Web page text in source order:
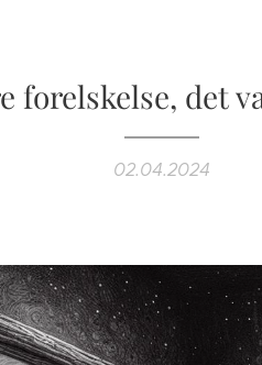
forelskelse, det
02.04.2024